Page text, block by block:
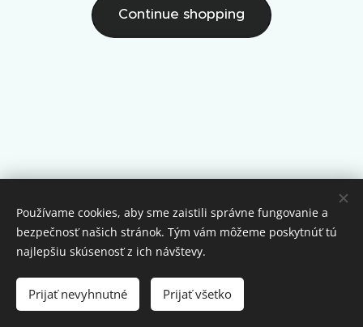
Continue shopping
Copyright ©2024 malokarpatske medicinske centrum
Domov Ochrana osobných údajovObchodné podmienky
Slovenčina
English
Používame cookies, aby sme zaistili správne fungovanie a
bezpečnosť našich stránok. Tým vám môžeme poskytnúť tú
najlepšiu skúsenosť z ich návštevy.
Prijať nevyhnutné Prijať všetko